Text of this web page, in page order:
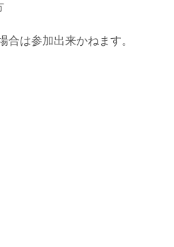
は参加出来かねます。